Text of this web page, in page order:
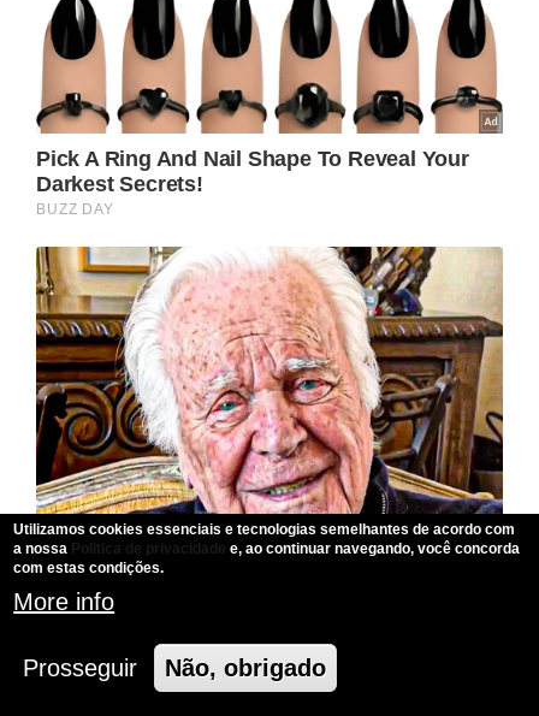
Utilizamos cookies essenciais e tecnologias semelhantes de acordo com
a nossa Politica de privacidade e, ao continuar navegando, você concorda
com estas condições.
More info
Prosseguir Não, obrigado